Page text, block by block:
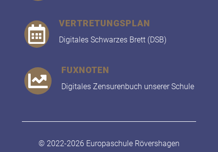

VERTRETUNGSPLAN
Digitales Schwarzes Brett (DSB)

FUXNOTEN
Digitales Zensurenbuch unserer Schule
© 2022-2026 Europaschule Rövershagen